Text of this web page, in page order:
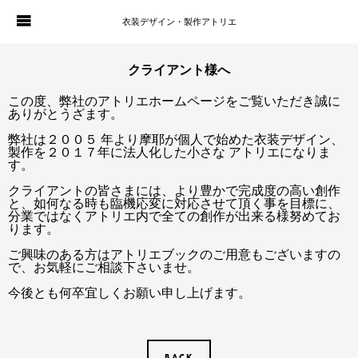
ATELIER P. OF S. CONTACT
BLOG COMPANY
HISTORY
衣装デザイン・製作アトリエ
クライアント様へ
この度、弊社のアトリエホームページをご覧いただき誠に
ありがとうざます。
弊社は２００５ 年より摩耶が個人で始めた衣装デザイン、
製作を２０１７年に法人化した小さな アトリエになりま
す。
クライアントの皆さまには、より豊かで完成度の高い創作
と、如何なる時も臨機応変に対応させて頂く事を目標に、
分業ではなくアトリエ内で全ての創作が出来る様努めてお
ります。
ご興味のある方はアトリエブックのご用意もございますの
で、お気軽にご相談下さいませ。
今後とも何卒宜しくお願い申し上げます。